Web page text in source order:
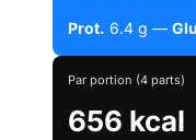
Prot. 6.4 g —
Par portion (4 parts)
656 kcal